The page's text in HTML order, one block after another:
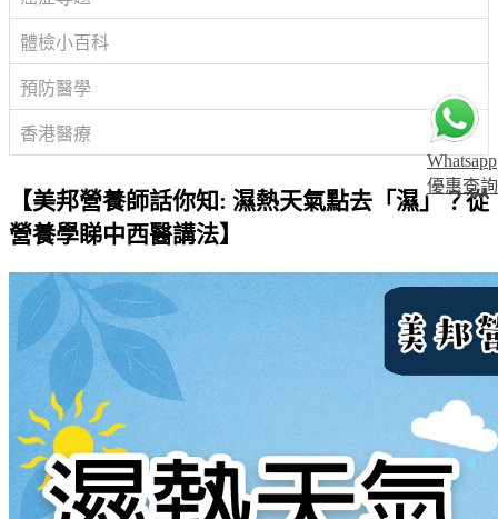
Whatsapp
優惠查詢
體檢小百科
預防醫學
香港醫療
【美邦營養師話你知: 濕熱天氣點去「濕」？從
營養學睇中西醫講法】